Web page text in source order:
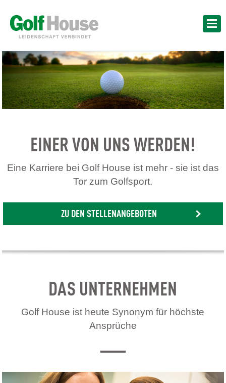
EINER VON UNS WERDEN!
Eine Karriere bei Golf House ist mehr - sie ist das
Tor zum Golfsport.
ZU DEN STELLENANGEBOTEN
DAS UNTERNEHMEN
Golf House ist heute Synonym für höchste
Ansprüche